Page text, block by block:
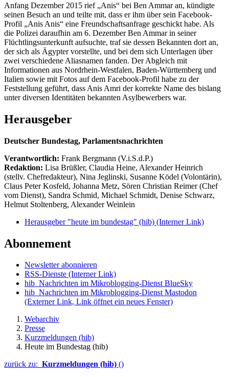
Anfang Dezember 2015 rief „Anis“ bei Ben Ammar an, kündigte
seinen Besuch an und teilte mit, dass er ihm über sein Facebook-
Profil „Anis Anis“ eine Freundschaftsanfrage geschickt habe. Als
die Polizei daraufhin am 6. Dezember Ben Ammar in seiner
Flüchtlingsunterkunft aufsuchte, traf sie dessen Bekannten dort an,
der sich als Ägypter vorstellte, und bei dem sich Unterlagen über
zwei verschiedene Aliasnamen fanden. Der Abgleich mit
Informationen aus Nordrhein-Westfalen, Baden-Württemberg und
Italien sowie mit Fotos auf dem Facebook-Profil habe zu der
Feststellung geführt, dass Anis Amri der korrekte Name des bislang
unter diversen Identitäten bekannten Asylbewerbers war.
Herausgeber
Deutscher Bundestag, Parlamentsnachrichten
Verantwortlich: Frank Bergmann (V.i.S.d.P.)
Redaktion: Lisa Brüßler, Claudia Heine, Alexander Heinrich
(stellv. Chefredakteur), Nina Jeglinski, Susanne Ködel (Volontärin),
Claus Peter Kosfeld, Johanna Metz, Sören Christian Reimer (Chef
vom Dienst), Sandra Schmid, Michael Schmidt, Denise Schwarz,
Helmut Stoltenberg, Alexander Weinlein
Herausgeber "heute im bundestag" (hib) (Interner Link)
Abonnement
Newsletter abonnieren
RSS-Dienste (Interner Link)
hib_Nachrichten im Mikroblogging-Dienst BlueSky
hib_Nachrichten im Mikroblogging-Dienst Mastodon
(Externer Link, Link öffnet ein neues Fenster)
Webarchiv
Presse
Kurzmeldungen (hib)
Heute im Bundestag (hib)
zurück zu: Kurzmeldungen (hib) ()